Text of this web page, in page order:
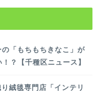
「もちもちきなこ」が
？【千種区ニュース】
絨毯専門店「インテリ